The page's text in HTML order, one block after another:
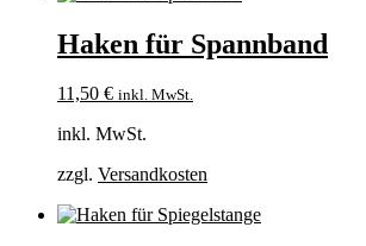
Haken für Spannband
11,50 € inkl. MwSt.
inkl. MwSt.
zzgl. Versandkosten